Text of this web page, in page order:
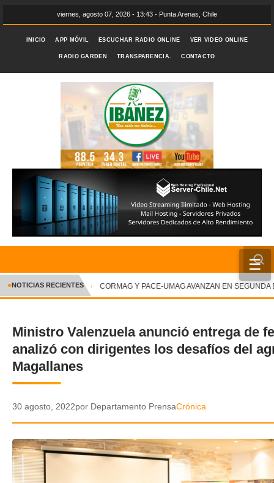
viernes, agosto 07, 2026 - 13:43 - Punta Arenas, Chile
INICIO APP MÓVIL ESCUCHAR RADIO ONLINE VER VIDEO ONLINE
RADIO GARDEN TRANSPARENCIA. CONTACTO
☰
INICIO
CRÓNICA
DEPORTES
ENTRETENIMIENTO Y CULTURA
AUDIOS
✕
●NOTICIAS RECIENTES CORMAG Y PACE-UMAG AVANZAN EN SEGUNDA
Ministro Valenzuela anunció entrega de
analizó con dirigentes los desafíos del
Magallanes
30 agosto, 2022por Departamento PrensaCrónica